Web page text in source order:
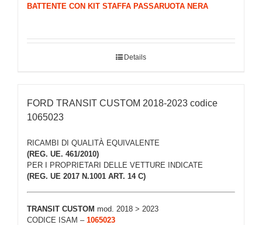
BATTENTE CON KIT STAFFA PASSARUOTA NERA
Details
FORD TRANSIT CUSTOM 2018-2023 codice
1065023
RICAMBI DI QUALITÀ EQUIVALENTE
(REG. UE. 461/2010)
PER I PROPRIETARI DELLE VETTURE INDICATE
(REG. UE 2017 N.1001 ART. 14 C)
TRANSIT CUSTOM mod. 2018 > 2023
CODICE ISAM – 1065023